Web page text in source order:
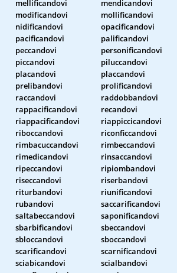
mellificandovi
mendicandovi
modificandovi
mollificandovi
nidificandovi
opacificandovi
pacificandovi
palificandovi
peccandovi
personificandovi
piccandovi
piluccandovi
placandovi
placcandovi
prelibandovi
prolificandovi
raccandovi
raddobbandovi
rappacificandovi
recandovi
riappacificandovi
riappiccicandovi
riboccandovi
riconficcandovi
rimbacuccandovi
rimbeccandovi
rimedicandovi
rinsaccandovi
ripeccandovi
ripiombandovi
riseccandovi
riserbandovi
riturbandovi
riunificandovi
rubandovi
saccarificandovi
saltabeccandovi
saponificandovi
sbarbificandovi
sbeccandovi
sbloccandovi
sboccandovi
scarificandovi
scarnificandovi
sciabicandovi
scialbandovi